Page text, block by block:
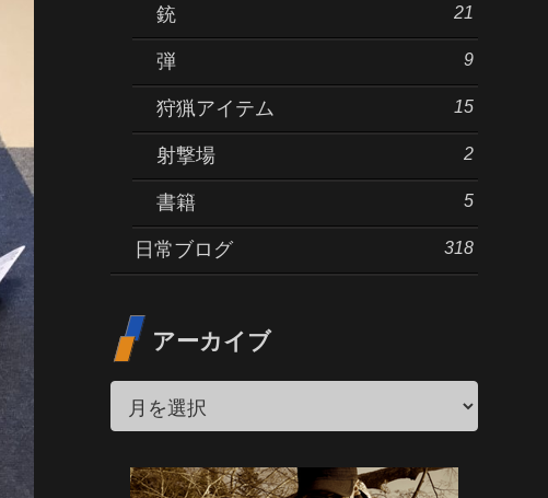
銃 21
弾 9
狩猟アイテム 15
射撃場 2
書籍 5
日常ブログ 318
アーカイブ